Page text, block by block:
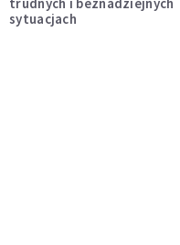
sytuacjach